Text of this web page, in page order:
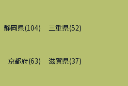
静岡県(104) 三重県(52)
京都府(63) 滋賀県(37)